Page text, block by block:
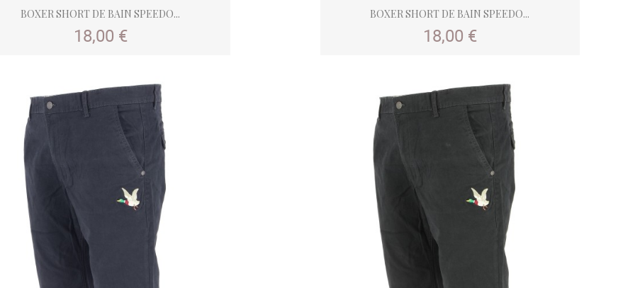
BOXER SHORT DE BAIN SPEEDO...
Prix
18,00 €
BOXER SHORT DE BAIN SPEEDO...
Prix
18,00 €